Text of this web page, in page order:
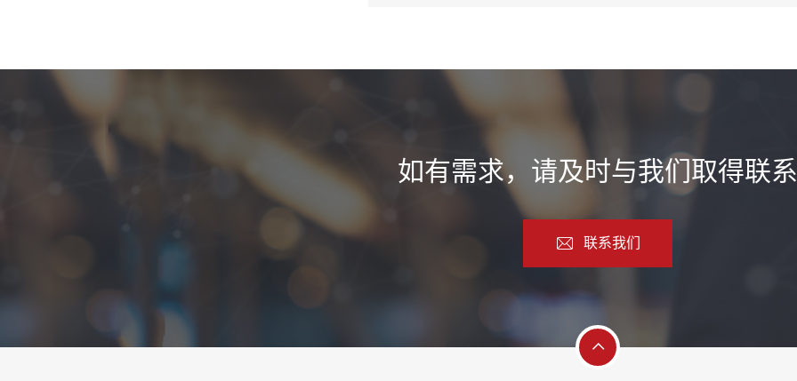
如有需求，请及时与我们取得联系
联系我们